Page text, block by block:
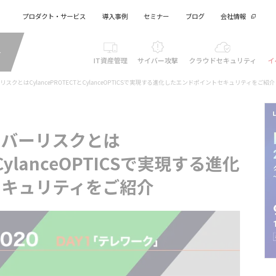
プロダクト・サービス 導入事例 セミナー ブログ 会社情報
IT資産管理 サイバー攻撃 クラウドセキュリティ
スクとはCylancePROTECTとCylanceOPTICSで実現する進化したエンドポイントセキュリティをご紹介
ーリスクとは
で実現する進化
ュリティをご紹介